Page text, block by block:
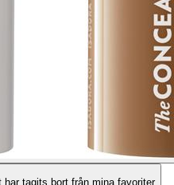
har tagits bort från mina favoriter